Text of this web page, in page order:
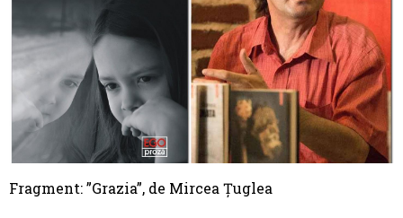
Fragment: ”Grazia”, de Mircea Ţuglea